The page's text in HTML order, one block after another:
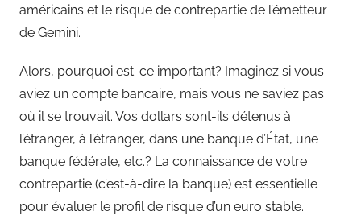
américains et le risque de contrepartie de l’émetteur
de Gemini.
Alors, pourquoi est-ce important? Imaginez si vous
aviez un compte bancaire, mais vous ne saviez pas
où il se trouvait. Vos dollars sont-ils détenus à
l’étranger, à l’étranger, dans une banque d’État, une
banque fédérale, etc.? La connaissance de votre
contrepartie (c’est-à-dire la banque) est essentielle
pour évaluer le profil de risque d’un euro stable.